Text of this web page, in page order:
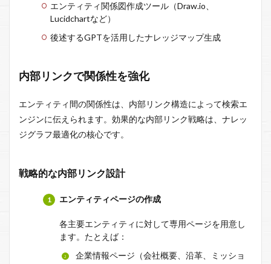
エンティティ関係図作成ツール（Draw.io、
Lucidchartなど）
後述するGPTを活用したナレッジマップ生成
内部リンクで関係性を強化
エンティティ間の関係性は、内部リンク構造によって検索エ
ンジンに伝えられます。効果的な内部リンク戦略は、ナレッ
ジグラフ最適化の核心です。
戦略的な内部リンク設計
エンティティページの作成
各主要エンティティに対して専用ページを用意し
ます。たとえば：
企業情報ページ（会社概要、沿革、ミッショ